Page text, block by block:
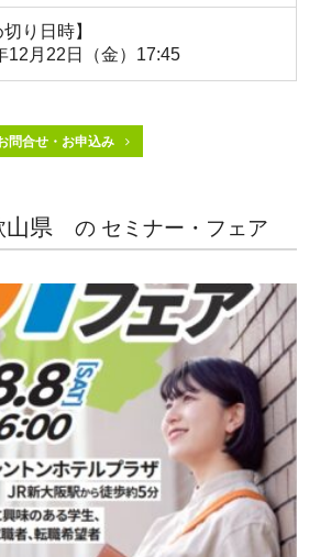
切り日時】
12月22日（金）17:45
問合せ・お申込み
県 の セミナー・フェア